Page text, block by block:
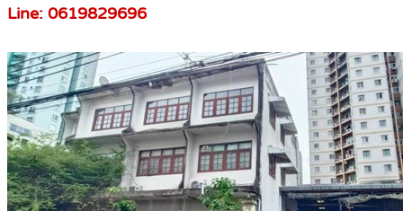
Line: 0619829696